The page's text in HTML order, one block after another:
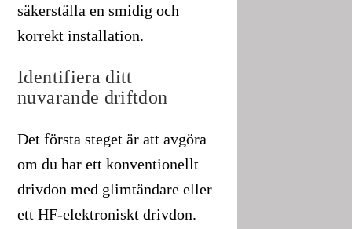
säkerställa en smidig och
korrekt installation.
Identifiera ditt
nuvarande driftdon
Det första steget är att avgöra
om du har ett konventionellt
drivdon med glimtändare eller
ett HF-elektroniskt drivdon.